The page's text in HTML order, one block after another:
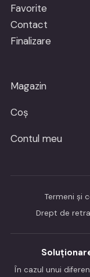
Favorite
Contact
Finalizare
Magazin
Coș
Contul meu
Termeni și
Drept de
În cazul unui